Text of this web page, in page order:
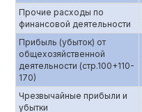
Прочие расходы по
финансовой деятельности
Прибыль (убыток) от
общехозяйственной
деятельности (стр.100+110-
170)
Чрезвычайные прибыли и
убытки